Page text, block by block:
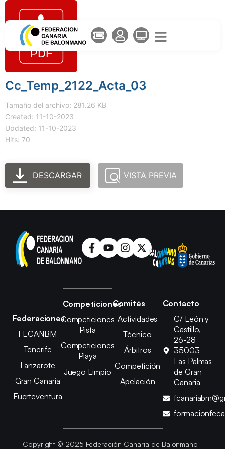
Cc_Temp_2122_Acta_03
Tamaño del archivo: 281.26 KB
Created: 11-10-2023
Updated: 11-10-2023
Hits: 70
DESCARGAR VISTA PREVIA
Federaciones
FECANBM
Tenerife
Lanzarote
Gran Canaria
Fuerteventura
Competiciones
Competiciones
Pista
Competiciones
Playa
Juego Limpio
Comités
Actividades
Técnico
Árbitros
Competición
Apelación
Contacto
C/ León y
Castillo,
26-28
35003 -
Las Palmas
de Gran
Canaria
Copyright © 2025 Federación Canaria de Balonmano |